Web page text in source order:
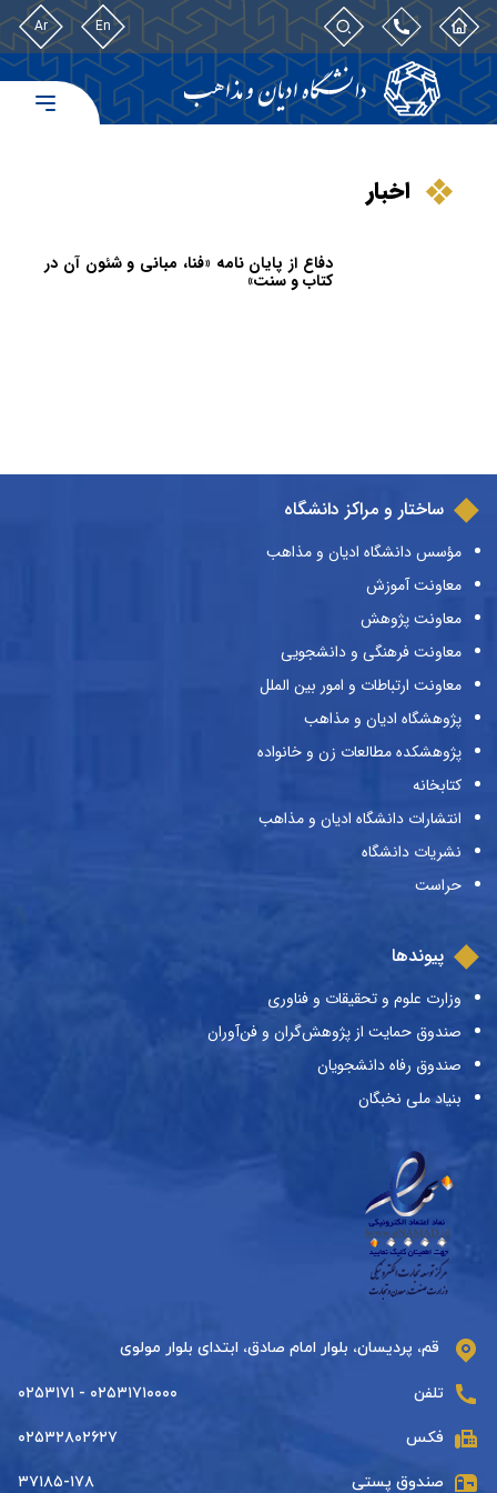
En
Ar
اخبار
دفاع از پایان نامه «فنا، مبانی و شئون آن در
کتاب و سنت»
ساختار و مراکز دانشگاه
مؤسس دانشگاه ادیان و مذاهب
معاونت آموزش
معاونت پژوهش
معاونت فرهنگی و دانشجویی
معاونت ارتباطات و امور بین الملل
پژوهشگاه ادیان و مذاهب
پژوهشکده مطالعات زن و خانواده
کتابخانه
انتشارات دانشگاه ادیان و مذاهب
نشریات دانشگاه
حراست
پیوندها
وزارت علوم و تحقیقات و فناوری
صندوق حمایت از پژوهش‌گران و فن‌آوران
صندوق رفاه دانشجویان
بنیاد ملی نخبگان
قم، پردیسان، بلوار امام صادق، ابتدای بلوار مولوی
تلفن ۰۲۵۳۱۷۱۰۰۰۰ - ۰۲۵۳۱۷۱
فکس ۰۲۵۳۲۸۰۲۶۲۷
صندوق پستی ۳۷۱۸۵-۱۷۸